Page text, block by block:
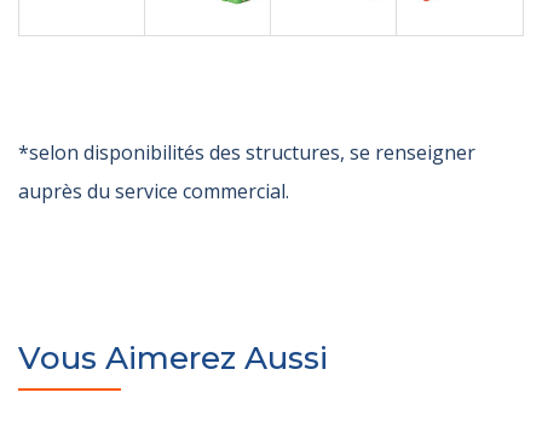
*selon disponibilités des structures, se renseigner
auprès du service commercial.
Vous Aimerez Aussi